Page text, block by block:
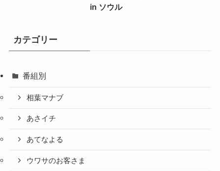
in ソウル
カテゴリー
番組別
相葉マナブ
あさイチ
あてなよる
ウワサのお客さま